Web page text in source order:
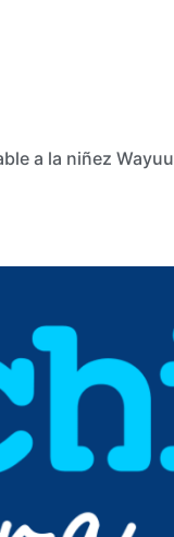
a la niñez Wayuu